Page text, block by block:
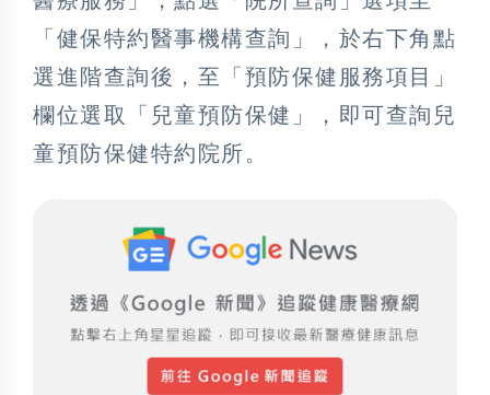
「健保特約醫事機構查詢」，於右下角點
選進階查詢後，至「預防保健服務項目」
欄位選取「兒童預防保健」，即可查詢兒
童預防保健特約院所。